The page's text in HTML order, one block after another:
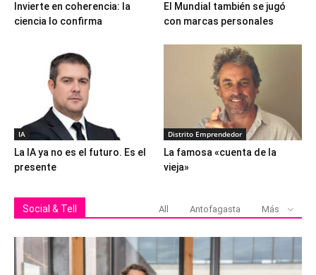
Invierte en coherencia: la
ciencia lo confirma
El Mundial también se jugó
con marcas personales
IA
La IA ya no es el futuro. Es el
presente
Distrito Emprendedor
La famosa «cuenta de la
vieja»
Social & Tell All Antofagasta Más